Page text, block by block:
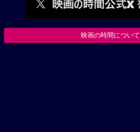
映画の時間について